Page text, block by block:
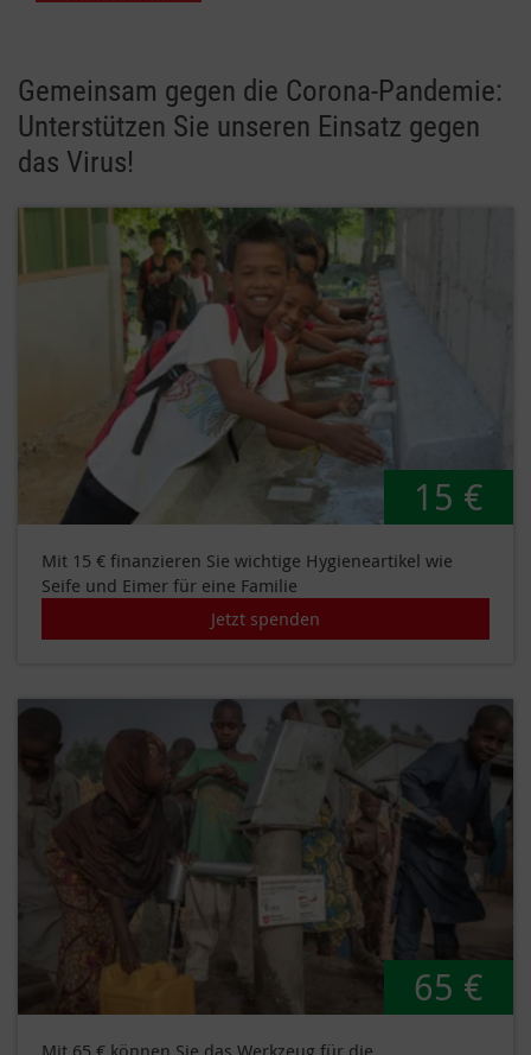
Gemeinsam gegen die Corona-Pandemie:
Unterstützen Sie unseren Einsatz gegen
das Virus!
15 €
Mit 15 € finanzieren Sie wichtige Hygieneartikel wie
Seife und Eimer für eine Familie
Jetzt spenden
65 €
Mit 65 € können Sie das Werkzeug für die